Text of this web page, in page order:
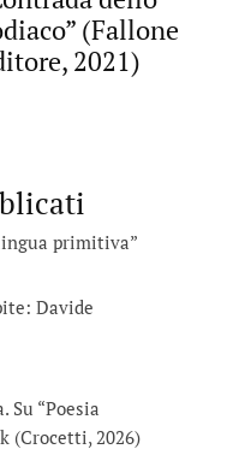
(Fallone
2021)
primitiva”
Davide
Su “Poesia
(Crocetti, 2026)